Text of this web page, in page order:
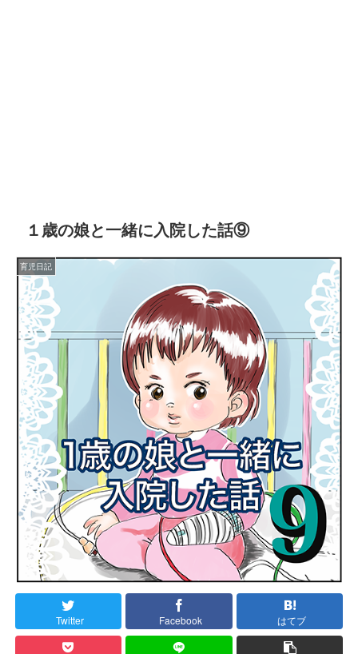
１歳の娘と一緒に入院した話⑨
育児日記
Twitter Facebook はてブ